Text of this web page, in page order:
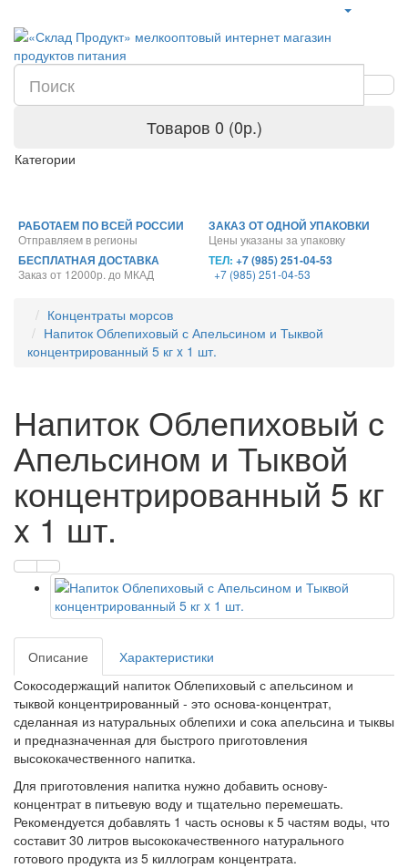
Товаров 0 (0р.)
Категории
РАБОТАЕМ ПО ВСЕЙ РОССИИ
Отправляем в регионы
ЗАКАЗ ОТ ОДНОЙ УПАКОВКИ
Цены указаны за упаковку
БЕСПЛАТНАЯ ДОСТАВКА
Заказ от 12000р. до МКАД
ТЕЛ: +7 (985) 251-04-53
+7 (985) 251-04-53
Концентраты морсов
Напиток Облепиховый с Апельсином и Тыквой
концентрированный 5 кг x 1 шт.
Напиток Облепиховый с
Апельсином и Тыквой
концентрированный 5 кг
x 1 шт.
Описание
Характеристики
Сокосодержащий напиток Облепиховый с апельсином и
тыквой концентрированный - это основа-концентрат,
сделанная из натуральных облепихи и сока апельсина и тыквы
и предназначенная для быстрого приготовления
высококачественного напитка.
Для приготовления напитка нужно добавить основу-
концентрат в питьевую воду и тщательно перемешать.
Рекомендуется добавлять 1 часть основы к 5 частям воды, что
составит 30 литров высококачественного натурального
готового продукта из 5 киллограм концентрата.